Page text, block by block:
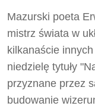
Mazurski poeta
mistrz świata w
kilkanaście
niedzielę tytuły
przyznane przez
budowanie